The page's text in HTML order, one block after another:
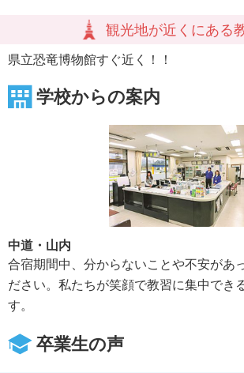
観光地が近くにある
県立恐竜博物館すぐ近く！！
学校からの案内
中道・山内
合宿期間中、分からないことや不安があ
ださい。私たちが笑顔で教習に集中でき
す。
卒業生の声